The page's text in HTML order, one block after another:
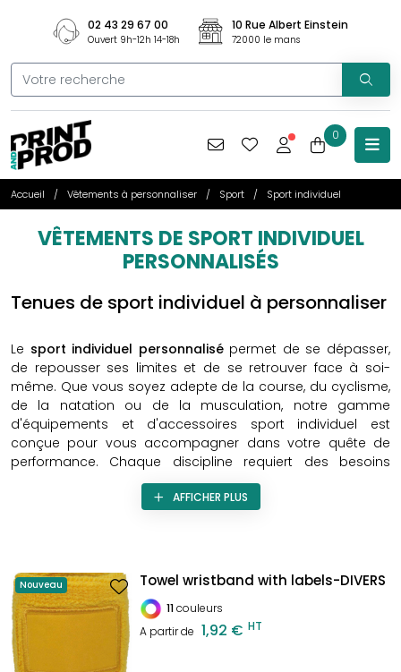
02 43 29 67 00
Ouvert 9h-12h 14-18h
10 Rue Albert Einstein
72000 le mans
0
Accueil Vêtements à personnaliser Sport Sport individuel
VÊTEMENTS DE SPORT INDIVIDUEL
PERSONNALISÉS
Tenues de sport individuel à personnaliser
Le sport individuel personnalisépermet de se dépasser,
de repousser ses limites et de se retrouver face à soi-
même. Que vous soyez adepte de la course, du cyclisme,
de la natation ou de la musculation, notre gamme
d'équipements et d'accessoires sport individuel est
conçue pour vous accompagner dans votre quête de
performance. Chaque discipline requiert des besoins
spécifiques, c'est pourquoi nous proposons des produits
innovants et de qualité pour optimiser vos séances.
AFFICHER PLUS
Nouveau Towel wristband with labels-DIVERS
11couleurs
A partir de 1,92 € HT